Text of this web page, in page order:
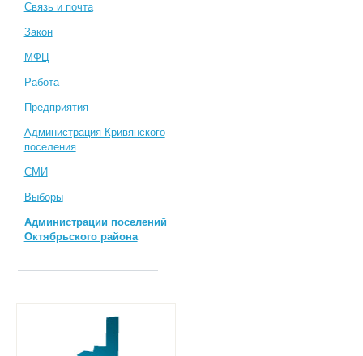
Связь и почта
Закон
МФЦ
Работа
Предприятия
Администрация Кривянского
поселения
СМИ
Выборы
Администрации поселений
Октябрьского района